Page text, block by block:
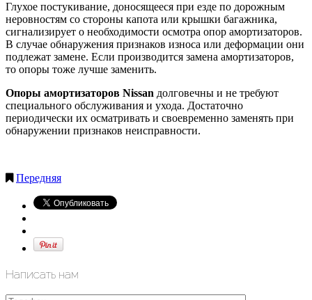
Глухое постукивание, доносящееся при езде по дорожным
неровностям со стороны капота или крышки багажника,
сигнализирует о необходимости осмотра опор амортизаторов.
В случае обнаружения признаков износа или деформации они
подлежат замене. Если производится замена амортизаторов,
то опоры тоже лучше заменить.
Опоры амортизаторов Nissan долговечны и не требуют
специального обслуживания и ухода. Достаточно
периодически их осматривать и своевременно заменять при
обнаружении признаков неисправности.
Передняя
Написать нам